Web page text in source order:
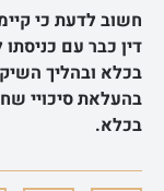
חשוב לדעת כי
דין כבר עם כניסתו
בכלא ובהליך
בהעלאת סיכויי
בכלא.